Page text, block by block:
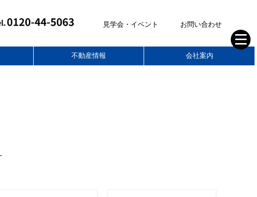
見学会・イベント お問い合わせ
不動産情報 会社案内